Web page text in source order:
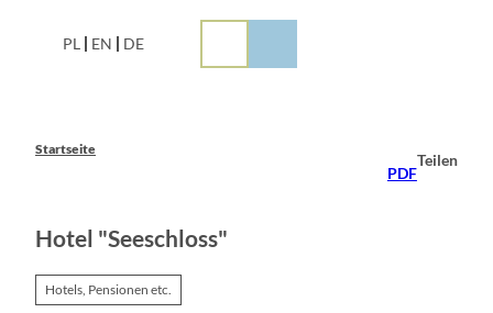
PL EN DE
Startseite
PDF
Teilen
Hotel "Seeschloss"
Hotels, Pensionen etc.